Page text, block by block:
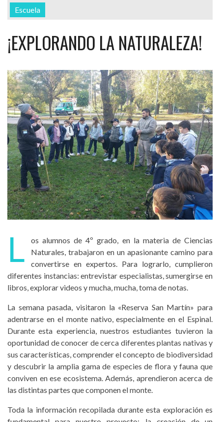
Escuela
¡EXPLORANDO LA NATURALEZA!
L
os alumnos de 4º grado, en la materia de Ciencias
Naturales, trabajaron en un apasionante camino para
convertirse en expertos. Para lograrlo, cumplieron
diferentes instancias: entrevistar especialistas, sumergirse en
libros, explorar videos y mucha, mucha, toma de notas.
La semana pasada, visitaron la «Reserva San Martín» para
adentrarse en el monte nativo, especialmente en el Espinal.
Durante esta experiencia, nuestros estudiantes tuvieron la
oportunidad de conocer de cerca diferentes plantas nativas y
sus características, comprender el concepto de biodiversidad
y descubrir la amplia gama de especies de flora y fauna que
conviven en ese ecosistema. Además, aprendieron acerca de
las distintas partes que componen el monte.
Toda la información recopilada durante esta exploración es